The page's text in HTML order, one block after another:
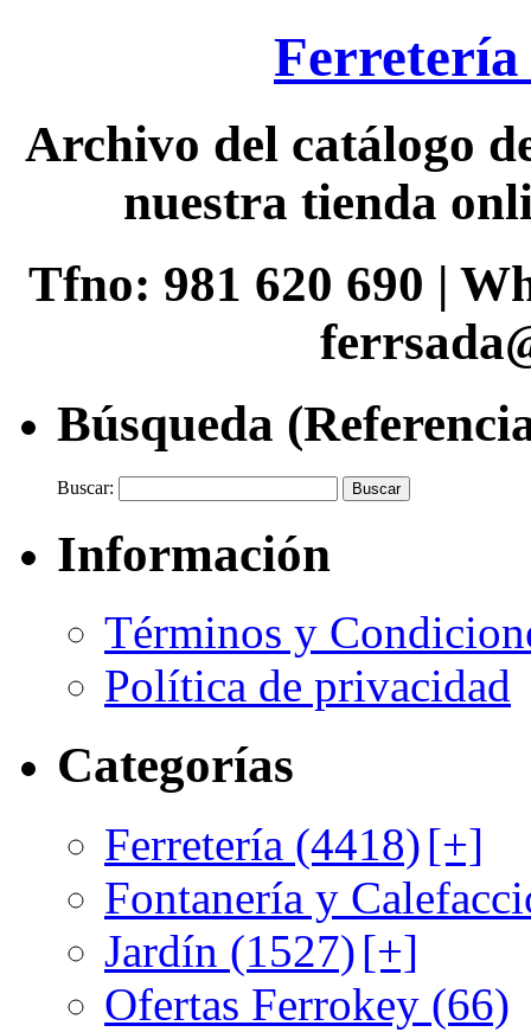
Archivo del catálogo
nuestra tienda
Tfno: 981 620 690 |
Búsqueda
Buscar:
Información
Términos y
Política de privacidad
Categorías
Ferretería (4418)[+]
Fontanería y
Jardín (1527)[+]
Ofertas Ferrokey (66)